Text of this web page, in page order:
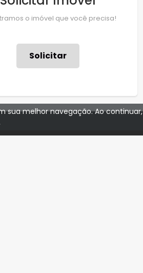
o imóvel que você precisa!
Solicitar
sua melhor navegação. Ao continuar,